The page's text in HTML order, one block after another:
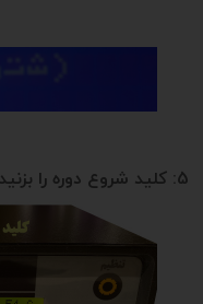
5: کلید شروع دوره را بزنید: